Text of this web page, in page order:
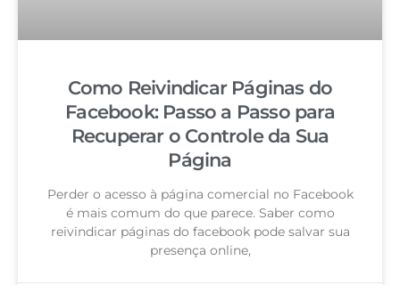
Como Reivindicar Páginas do
Facebook: Passo a Passo para
Recuperar o Controle da Sua
Página
Perder o acesso à página comercial no Facebook
é mais comum do que parece. Saber como
reivindicar páginas do facebook pode salvar sua
presença online,